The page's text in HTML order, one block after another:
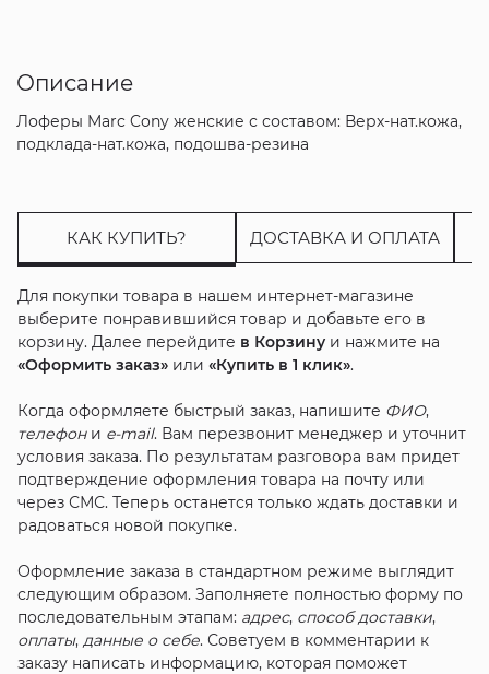
Описание
Лоферы Marc Cony женские с составом: Верх-нат.кожа,
подклада-нат.кожа, подошва-резина
КАК КУПИТЬ? ДОСТАВКА И ОПЛАТА
Для покупки товара в нашем интернет-магазине
выберите понравившийся товар и добавьте его в
корзину. Далее перейдите в Корзинуи нажмите на
«Оформить заказ»или «Купить в 1 клик».
Когда оформляете быстрый заказ, напишите ФИО,
телефони e-mail. Вам перезвонит менеджер и уточнит
условия заказа. По результатам разговора вам придет
подтверждение оформления товара на почту или
через СМС. Теперь останется только ждать доставки и
радоваться новой покупке.
Оформление заказа в стандартном режиме выглядит
следующим образом. Заполняете полностью форму по
последовательным этапам: адрес, способ доставки,
оплаты, данные о себе. Советуем в комментарии к
заказу написать информацию, которая поможет